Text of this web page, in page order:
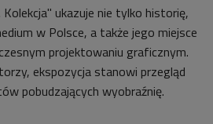
ukazuje nie tylko historię,
w Polsce, a także jego miejsce
projektowaniu graficznym.
ekspozycja stanowi przegląd
pobudzających wyobraźnię.